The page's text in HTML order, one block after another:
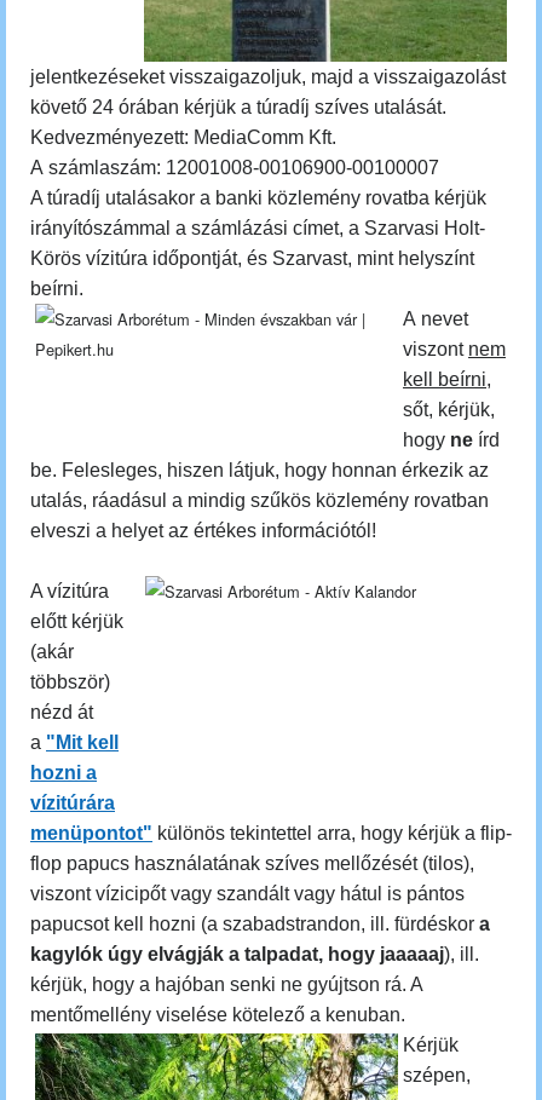
jelentkezéseket visszaigazoljuk, majd a visszaigazolást
követő 24 órában kérjük a túradíj szíves utalását.
Kedvezményezett: MediaComm Kft.
A számlaszám: 12001008-00106900-00100007
A túradíj utalásakor a banki közlemény rovatba kérjük
irányítószámmal a számlázási címet, a Szarvasi Holt-
Körös vízitúra időpontját, és Szarvast, mint helyszínt
beírni.
A nevet
viszont nem
kell beírni,
sőt, kérjük,
hogy ne írd
be. Felesleges, hiszen látjuk, hogy honnan érkezik az
utalás, ráadásul a mindig szűkös közlemény rovatban
elveszi a helyet az értékes információtól!
A vízitúra
előtt kérjük
(akár
többször)
nézd át
a "Mit kell
hozni a
vízitúrára
menüpontot" különös tekintettel arra, hogy kérjük a flip-
flop papucs használatának szíves mellőzését (tilos),
viszont vízicipőt vagy szandált vagy hátul is pántos
papucsot kell hozni (a szabadstrandon, ill. fürdéskor a
kagylók úgy elvágják a talpadat, hogy jaaaaaj), ill.
kérjük, hogy a hajóban senki ne gyújtson rá. A
mentőmellény viselése kötelező a kenuban.
Kérjük
szépen,